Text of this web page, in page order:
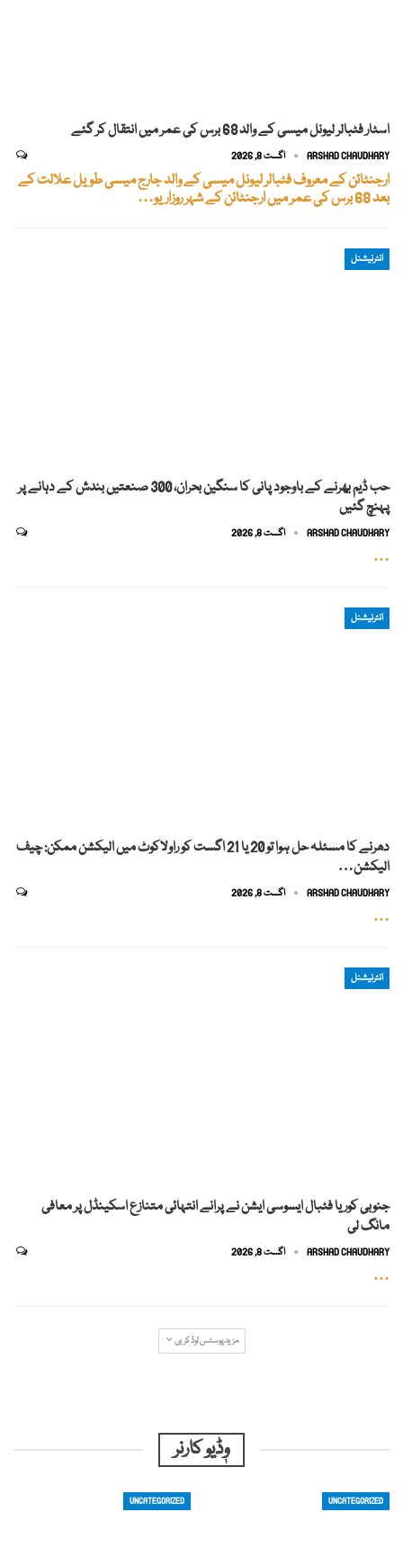
اسٹار فٹبالر لیونل میسی کے والد 68 برس کی عمر میں انتقال کر گئے
ARSHAD CHAUDHARY اگست 8, 2026
ارجنٹائن کے معروف فٹبالر لیونل میسی کے والد جارج میسی طویل علالت کے
بعد 68 برس کی عمر میں ارجنٹائن کے شہر روزاریو…
انٹرنیشنل
حب ڈیم بھرنے کے باوجود پانی کا سنگین بحران، 300 صنعتیں بندش کے دہانے پر
پہنچ گئیں
ARSHAD CHAUDHARY اگست 8, 2026
…
انٹرنیشنل
دھرنے کا مسئلہ حل ہوا تو 20 یا 21 اگست کو راولاکوٹ میں الیکشن ممکن: چیف
الیکشن…
ARSHAD CHAUDHARY اگست 8, 2026
…
انٹرنیشنل
جنوبی کوریا فٹبال ایسوسی ایشن نے پرانے انتہائی متنازع اسکینڈل پر معافی
مانگ لی
ARSHAD CHAUDHARY اگست 8, 2026
…
مزید پوسٹس لوڈ کریں
وٖڈیو کارنر
UNCATEGORIZED
UNCATEGORIZED